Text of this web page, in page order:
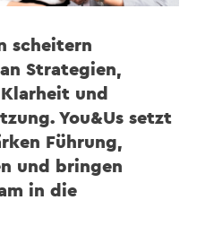
scheitern
Strategien,
und
You&Us setzt
Führung,
und bringen
in die